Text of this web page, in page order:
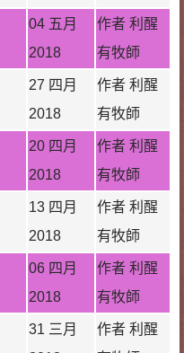
04 五月
2018
作者 利醒
有牧師
27 四月
2018
作者 利醒
有牧師
20 四月
2018
作者 利醒
有牧師
13 四月
2018
作者 利醒
有牧師
06 四月
2018
作者 利醒
有牧師
31 三月
作者 利醒